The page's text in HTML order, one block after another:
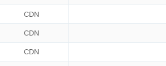
CDN
CDN
CDN